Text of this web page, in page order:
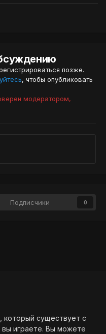
позже.
, чтобы опубликовать
модератором,
Подписчики 0
который существует с
вы играете. Вы можете